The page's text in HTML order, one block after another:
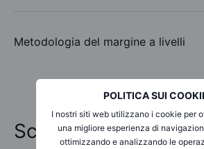
POLITICA SUI
I nostri siti web utilizzano i cookie per
una migliore esperienza di
ottimizzando e analizzando le
Metodologia del margine a livelli
Scopri tutti i nostri